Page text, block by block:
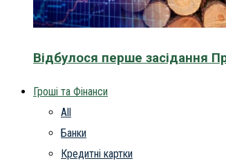
Відбулося перше засідання
Гроші та Фінанси
All
Банки
Кредитні картки